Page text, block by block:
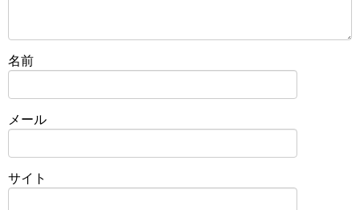
名前
メール
サイト